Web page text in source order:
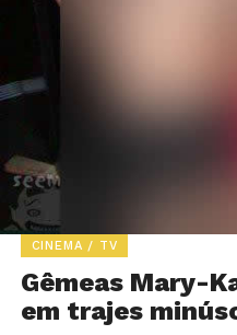
CINEMA / TV
Gêmeas Mary-
em trajes